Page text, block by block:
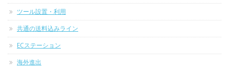
ツール設置・利用
共通の送料込みライン
ECステーション
海外進出